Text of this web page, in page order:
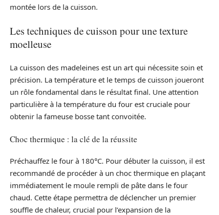
montée lors de la cuisson.
Les techniques de cuisson pour une texture
moelleuse
La cuisson des madeleines est un art qui nécessite soin et
précision. La température et le temps de cuisson joueront
un rôle fondamental dans le résultat final. Une attention
particulière à la température du four est cruciale pour
obtenir la fameuse bosse tant convoitée.
Choc thermique : la clé de la réussite
Préchauffez le four à 180°C. Pour débuter la cuisson, il est
recommandé de procéder à un choc thermique en plaçant
immédiatement le moule rempli de pâte dans le four
chaud. Cette étape permettra de déclencher un premier
souffle de chaleur, crucial pour l’expansion de la